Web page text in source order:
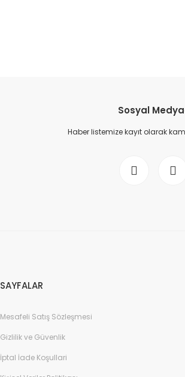
Sosyal
Haber listemize kayıt olarak
SAYFALAR
Mesafeli Satış Sözleşmesi
Gizlilik ve Güvenlik
İptal İade Koşullari